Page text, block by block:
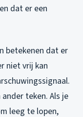
dat er een
betekenen dat er
niet vrij kan
teken. Als je
leeg te lopen,